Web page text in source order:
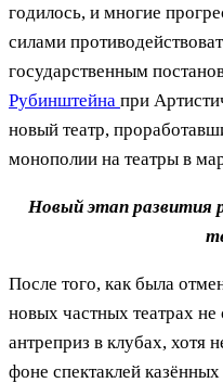
годилось, и многие
силами
государственным
Рубинштейна при
новый театр,
монополии на театры в
Новый этап развития
После того, как была
новых частных театрах не
антреприз в клубах, хотя
фоне спектаклей